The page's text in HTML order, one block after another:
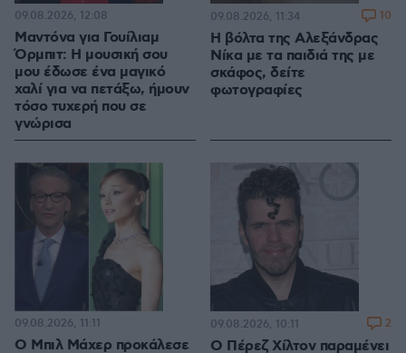
Μαντόνα για Γουίλιαμ
Όρμπιτ: Η μουσική σου
μου έδωσε ένα μαγικό
χαλί για να πετάξω, ήμουν
τόσο τυχερή που σε
γνώρισα
09.08.2026, 12:08
Η βόλτα της Αλεξάνδρας
Νίκα με τα παιδιά της με
σκάφος, δείτε
φωτογραφίες
09.08.2026, 11:34 10
Ο Μπιλ Μάχερ προκάλεσε
09.08.2026, 11:11
Ο Πέρεζ Χίλτον παραμένει
09.08.2026, 10:11 2